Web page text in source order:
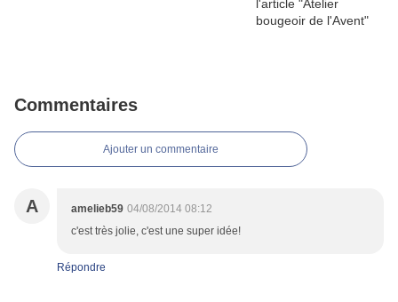
Commentaires
Ajouter un commentaire
A amelieb59 04/08/2014 08:12
c'est très jolie, c'est une super idée!
Répondre